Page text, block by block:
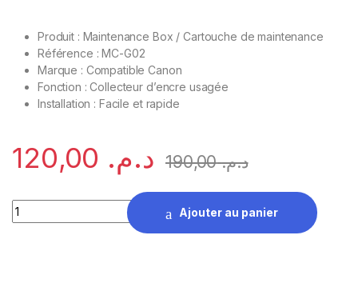
Produit : Maintenance Box / Cartouche de maintenance
Référence : MC-G02
Marque : Compatible Canon
Fonction : Collecteur d’encre usagée
Installation : Facile et rapide
د.م. د.م.190,00
Cartouche Maintenance Box Compatible Canon MC-G02
Ajouter au panier